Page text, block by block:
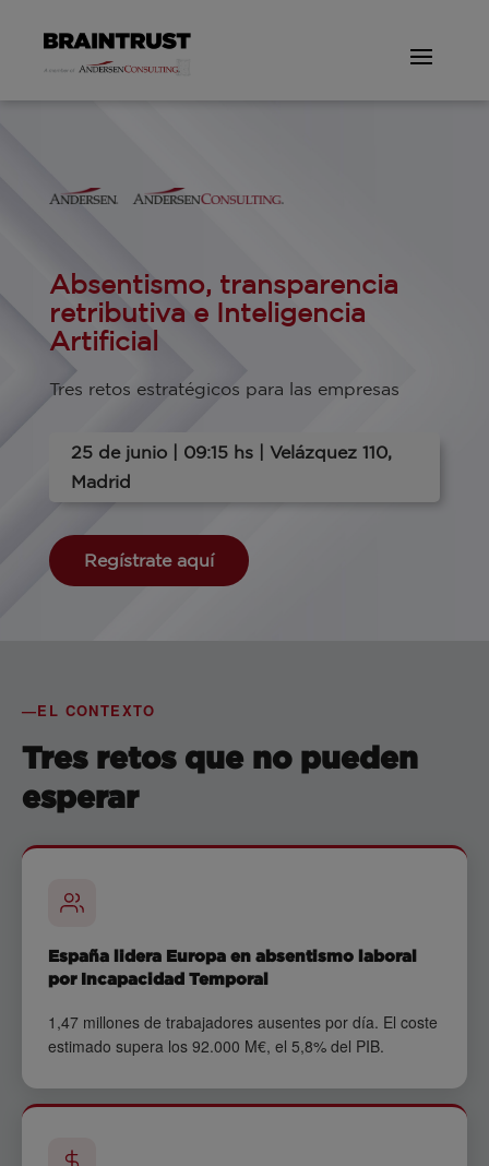
Absentismo, transparencia
retributiva e Inteligencia
Artificial
Tres retos estratégicos para las empresas
25 de junio | 09:15 hs | Velázquez 110,
Madrid
Regístrate aquí
EL CONTEXTO
Tres retos que no pueden
esperar
España lidera Europa en absentismo laboral
por Incapacidad Temporal
1,47 millones de trabajadores ausentes por día. El coste
estimado supera los 92.000 M€, el 5,8% del PIB.